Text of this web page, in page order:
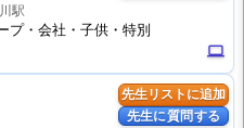
computer
駅
プ・会社・子供・特別
先生リストに追加
先生に質問する